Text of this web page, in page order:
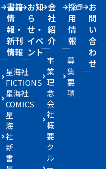
書籍
情
報・
新刊
情報
星海社
FICTIONS
星海社
COMICS
星
海
社
新
書
お知
ら
せ・
イベ
ント
会
社
紹
介
事
業
理
念
会
社
概
要
ク
ル
採
用
情
報
募
集
要
項
お
問
い
合
わ
せ